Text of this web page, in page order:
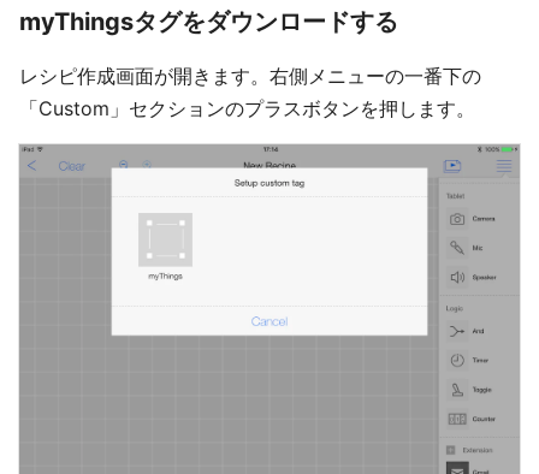
myThingsタグをダウンロードする
レシピ作成画面が開きます。右側メニューの一番下の
「Custom」セクションのプラスボタンを押します。